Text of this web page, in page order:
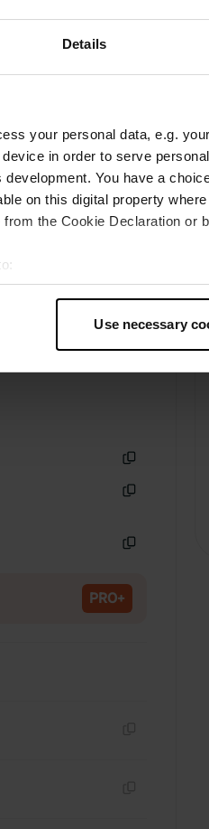
Details
your personal data, e.g.
in order to serve
You have a
on this digital property
the Cookie Declaration or
geographical location which
data is processed and
and ads, to provide
site with our social media,
Use necessary
Ajouter
Vous êtes déjà venu ici ?
vous en
Copie
PRO+